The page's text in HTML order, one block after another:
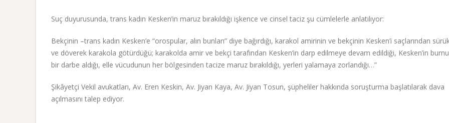
Suç duyurusunda, trans kadın Kesken’in maruz bırakıldığı işkence ve cinsel taciz şu cümlelerle anlatılıyor:
Bekçinin –trans kadın Kesken’e “orospular, alın bunları” diye bağırdığı, karakol amirinin ve bekçinin Kesken’i saçlarından
ve döverek karakola götürdüğü; karakolda amir ve bekçi tarafından Kesken’in darp edilmeye devam edildiği, Kesken’in
bir darbe aldığı, elle vücudunun her bölgesinden tacize maruz bırakıldığı, yerleri yalamaya zorlandığı…”
Şikâyetçi Vekil avukatları, Av. Eren Keskin, Av. Jiyan Kaya, Av. Jiyan Tosun, şüpheliler hakkında soruşturma başlatılarak dava
açılmasını talep ediyor.